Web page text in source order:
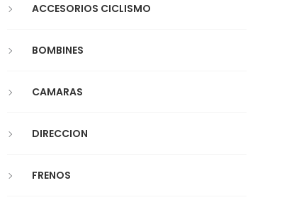
ACCESORIOS CICLISMO
BOMBINES
CAMARAS
DIRECCION
FRENOS